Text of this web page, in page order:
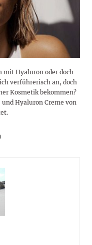
Hyaluron oder doch
verführerisch an, doch
Kosmetik bekommen?
Hyaluron Creme von